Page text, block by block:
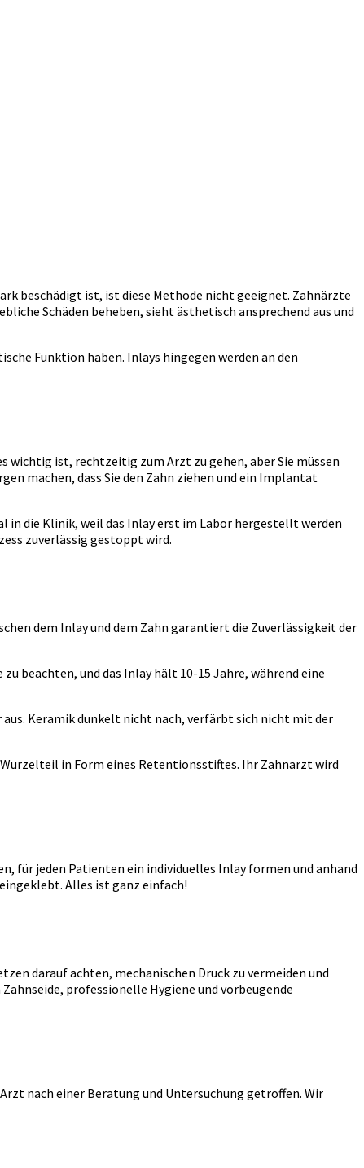
beschädigt ist, ist diese Methode nicht geeignet. Zahnärzte
Schäden beheben, sieht ästhetisch ansprechend aus und
Funktion haben. Inlays hingegen werden an den
wichtig ist, rechtzeitig zum Arzt zu gehen, aber Sie müssen
machen, dass Sie den Zahn ziehen und ein Implantat
in die Klinik, weil das Inlay erst im Labor hergestellt werden
zuverlässig gestoppt wird.
dem Inlay und dem Zahn garantiert die Zuverlässigkeit der
beachten, und das Inlay hält 10-15 Jahre, während eine
Keramik dunkelt nicht nach, verfärbt sich nicht mit der
in Form eines Retentionsstiftes. Ihr Zahnarzt wird
für jeden Patienten ein individuelles Inlay formen und anhand
Alles ist ganz einfach!
darauf achten, mechanischen Druck zu vermeiden und
professionelle Hygiene und vorbeugende
nach einer Beratung und Untersuchung getroffen. Wir